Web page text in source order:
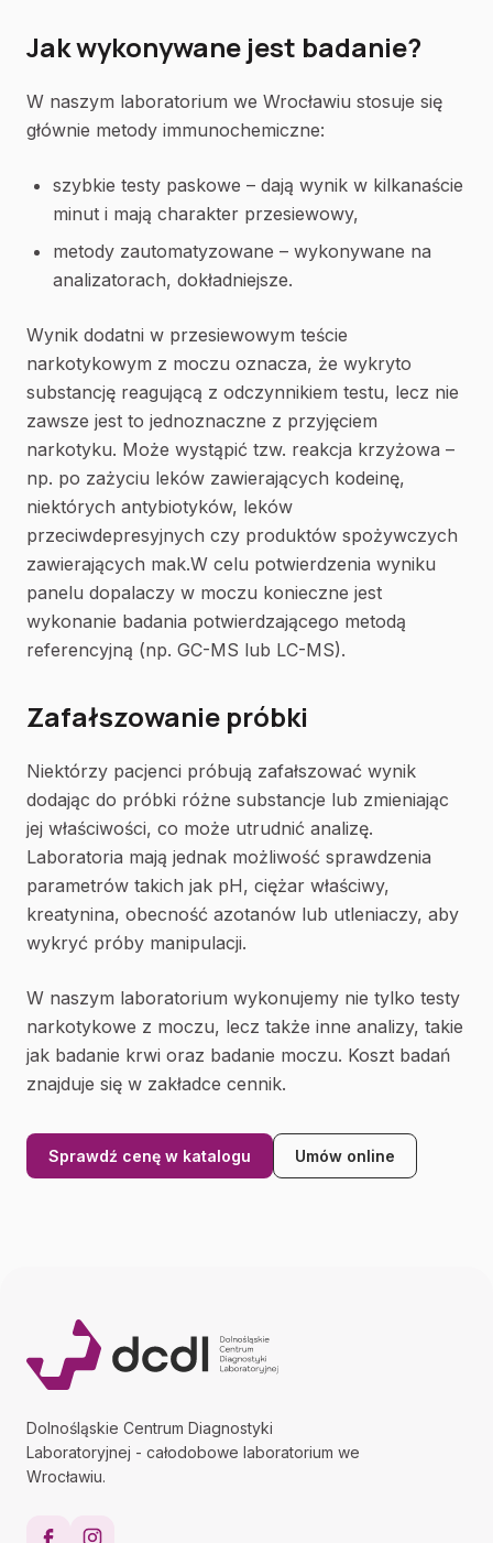
Jak wykonywane jest badanie?
W naszym laboratorium we Wrocławiu stosuje się
głównie metody immunochemiczne:
szybkie testy paskowe – dają wynik w kilkanaście
minut i mają charakter przesiewowy,
metody zautomatyzowane – wykonywane na
analizatorach, dokładniejsze.
Wynik dodatni w przesiewowym teście
narkotykowym z moczu oznacza, że wykryto
substancję reagującą z odczynnikiem testu, lecz nie
zawsze jest to jednoznaczne z przyjęciem
narkotyku. Może wystąpić tzw. reakcja krzyżowa –
np. po zażyciu leków zawierających kodeinę,
niektórych antybiotyków, leków
przeciwdepresyjnych czy produktów spożywczych
zawierających mak.W celu potwierdzenia wyniku
panelu dopalaczy w moczu konieczne jest
wykonanie badania potwierdzającego metodą
referencyjną (np. GC-MS lub LC-MS).
Zafałszowanie próbki
Niektórzy pacjenci próbują zafałszować wynik
dodając do próbki różne substancje lub zmieniając
jej właściwości, co może utrudnić analizę.
Laboratoria mają jednak możliwość sprawdzenia
parametrów takich jak pH, ciężar właściwy,
kreatynina, obecność azotanów lub utleniaczy, aby
wykryć próby manipulacji.
W naszym laboratorium wykonujemy nie tylko testy
narkotykowe z moczu, lecz także inne analizy, takie
jak badanie krwi oraz badanie moczu. Koszt badań
znajduje się w zakładce cennik.
Sprawdź cenę w katalogu Umów online
Dolnośląskie Centrum Diagnostyki
Laboratoryjnej - całodobowe laboratorium we
Wrocławiu.